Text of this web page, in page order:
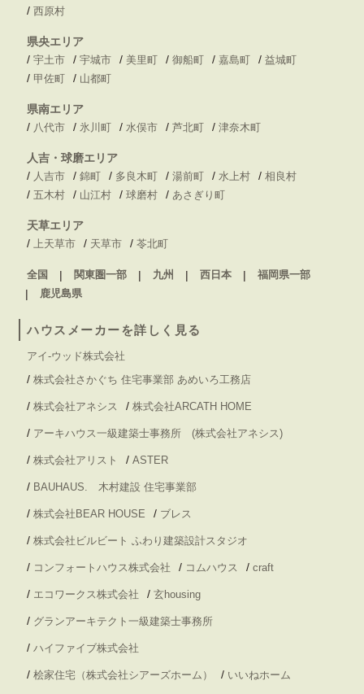
/ 西原村
県央エリア
/ 宇土市 / 宇城市 / 美里町 / 御船町 / 嘉島町 / 益城町
/ 甲佐町 / 山都町
県南エリア
/ 八代市 / 氷川町 / 水俣市 / 芦北町 / 津奈木町
人吉・球磨エリア
/ 人吉市 / 錦町 / 多良木町 / 湯前町 / 水上村 / 相良村
/ 五木村 / 山江村 / 球磨村 / あさぎり町
天草エリア
/ 上天草市 / 天草市 / 苓北町
全国 関東圏一部 九州 西日本
福岡県一部
鹿児島県
ハウスメーカーを詳しく見る
アイ-ウッド株式会社
/ 株式会社さかぐち 住宅事業部 あめいろ工務店
/ 株式会社アネシス / 株式会社ARCATH HOME
/ アーキハウス一級建築士事務所 (株式会社アネシス)
/ 株式会社アリスト / ASTER
/ BAUHAUS. 木村建設 住宅事業部
/ 株式会社BEAR HOUSE / ブレス
/ 株式会社ビルビート ふわり建築設計スタジオ
/ コンフォートハウス株式会社 / コムハウス / craft
/ エコワークス株式会社 / 玄housing
/ グランアーキテクト一級建築士事務所
/ ハイファイブ株式会社
/ 桧家住宅（株式会社シアーズホーム） / いいねホーム